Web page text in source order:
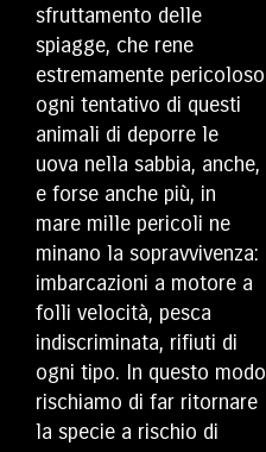
sfruttamento delle
spiagge, che rene
estremamente pericoloso
ogni tentativo di questi
animali di deporre le
uova nella sabbia, anche,
e forse anche più, in
mare mille pericoli ne
minano la sopravvivenza:
imbarcazioni a motore a
folli velocità, pesca
indiscriminata, rifiuti di
ogni tipo. In questo modo
rischiamo di far ritornare
la specie a rischio di